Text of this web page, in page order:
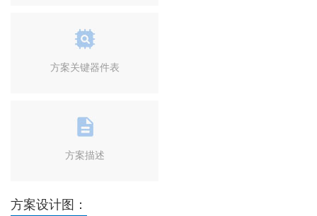
方案关键器件表
方案描述
方案设计图：